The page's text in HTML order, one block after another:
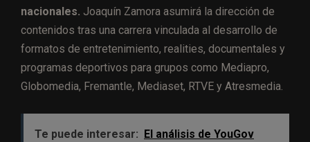
nacionales. Joaquín Zamora asumirá la dirección de
contenidos tras una carrera vinculada al desarrollo de
formatos de entretenimiento, realities, documentales y
programas deportivos para grupos como Mediapro,
Globomedia, Fremantle, Mediaset, RTVE y Atresmedia.
Te puede interesar: El análisis de YouGov